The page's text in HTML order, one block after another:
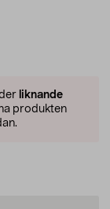
liknande
produkten